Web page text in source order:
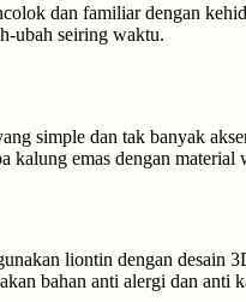
dan familiar dengan
ubah seiring waktu.
simple dan tak banyak
kalung emas dengan
liontin dengan desain
bahan anti alergi dan anti